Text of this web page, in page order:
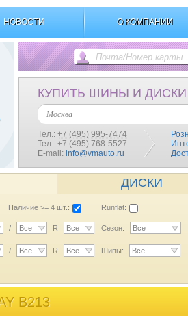
НОВОСТИ О КОМПАНИИ
КУПИТЬ ШИНЫ И ДИСКИ
Москва
Тел.: +7 (495) 995-7474
Тел.: +7 (495) 768-5527
E-mail: info@vmauto.ru
ДИСКИ
Наличие >= 4 шт.: Runflat:
/ Все R Все Сезон: Все
/ Все R Все Шипы: Все
B213